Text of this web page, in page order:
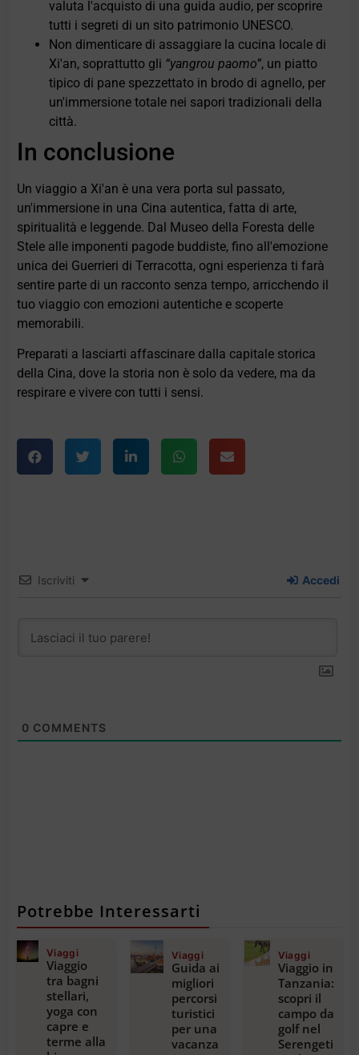
valuta l'acquisto di una guida audio, per scoprire
tutti i segreti di un sito patrimonio UNESCO.
Non dimenticare di assaggiare la cucina locale di
Xi'an, soprattutto gli “yangrou paomo”, un piatto
tipico di pane spezzettato in brodo di agnello, per
un'immersione totale nei sapori tradizionali della
città.
In conclusione
Un viaggio a Xi'an è una vera porta sul passato,
un'immersione in una Cina autentica, fatta di arte,
spiritualità e leggende. Dal Museo della Foresta delle
Stele alle imponenti pagode buddiste, fino all'emozione
unica dei Guerrieri di Terracotta, ogni esperienza ti farà
sentire parte di un racconto senza tempo, arricchendo il
tuo viaggio con emozioni autentiche e scoperte
memorabili.
Preparati a lasciarti affascinare dalla capitale storica
della Cina, dove la storia non è solo da vedere, ma da
respirare e vivere con tutti i sensi.
Iscriviti Accedi
0 COMMENTS
Potrebbe Interessarti
Viaggi
Viaggio
tra bagni
stellari,
yoga con
capre e
terme alla
Viaggi
Guida ai
migliori
percorsi
turistici
per una
vacanza
Viaggi
Viaggio in
Tanzania:
scopri il
campo da
golf nel
Serengeti